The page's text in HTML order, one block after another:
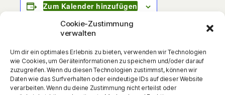
Cookie-Zustimmung
verwalten
Um dir ein optimales Erlebnis zu bieten, verwenden wir Technologien
wie Cookies, um Geräteinformationen zu speichern und/oder darauf
zuzugreifen. Wenn du diesen Technologien zustimmst, können wir
Daten wie das Surfverhalten oder eindeutige IDs auf dieser Website
verarbeiten. Wenn du deine Zustimmung nicht erteilst oder
Zum Kalender hinzufügen
Die neue Lesung von Patricia Prawit mit viel
Musik und Mitmach-Aktionen Was war zuerst
da: das Huhn oder das Ei? In diesem Fall war